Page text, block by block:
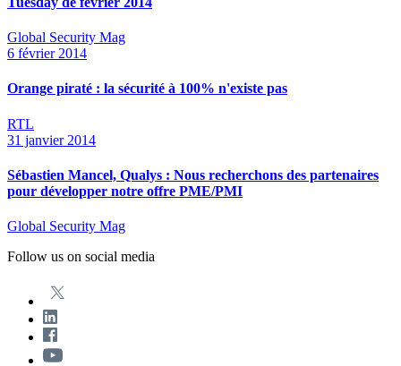
Global Security Mag
6 février 2014
Orange piraté : la sécurité à 100% n'existe pas
RTL
31 janvier 2014
Sébastien Mancel, Qualys : Nous recherchons des partenaires
pour développer notre offre PME/PMI
Global Security Mag
Follow us on social media